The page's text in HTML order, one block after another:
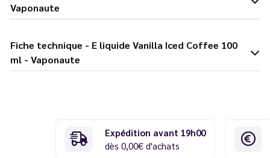
Vaponaute
Fiche technique - E liquide Vanilla Iced Coffee 100
ml - Vaponaute
Expédition avant 19h00
dès 0,00€ d'achats